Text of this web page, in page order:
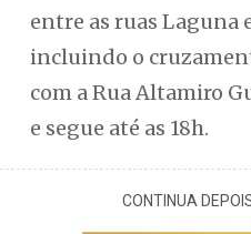
entre as ruas Laguna
incluindo o
com a Rua Altamiro
e segue até as 18h.
CONTINUA